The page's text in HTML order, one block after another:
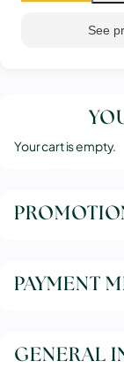
See
Your cart is empty.
PAYMENT
GENERAL